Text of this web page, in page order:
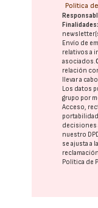
Política
Finalidades:
Envío de
relativos a
asociados.
relación
llevar a
Los datos
grupo por
Acceso,
decisiones
nuestro
se ajusta a
Política de